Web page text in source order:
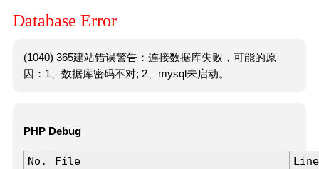
Database Error
(1040) 365建站错误警告：连接数据库失败，可能的原
因：1、数据库密码不对; 2、mysql未启动。
PHP Debug
No. File
Line